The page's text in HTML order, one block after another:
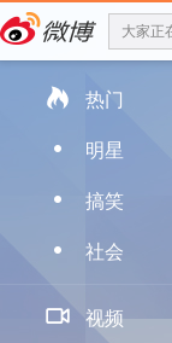
 热门
D 明星
D 搞笑
D 社会
 视频